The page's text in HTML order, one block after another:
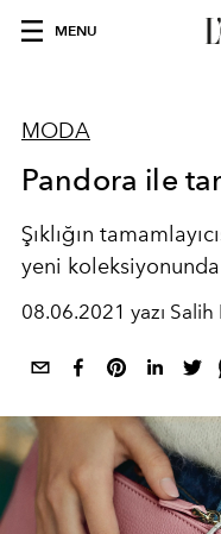
MENU
MODA
Pandora ile
Şıklığın
yeni
08.06.2021 yazı